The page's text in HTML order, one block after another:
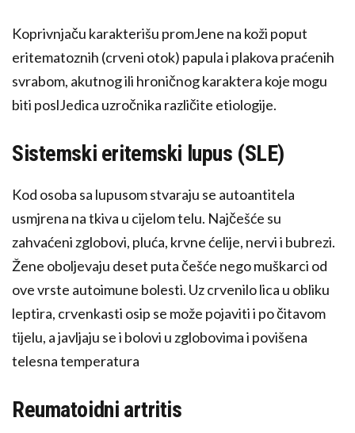
Koprivnjaču karakterišu promJene na koži poput
eritematoznih (crveni otok) papula i plakova praćenih
svrabom, akutnog ili hroničnog karaktera koje mogu
biti poslJedica uzročnika različite etiologije.
Sistemski eritemski lupus (SLE)
Kod osoba sa lupusom stvaraju se autoantitela
usmjrena na tkiva u cijelom telu. Najčešće su
zahvaćeni zglobovi, pluća, krvne ćelije, nervi i bubrezi.
Žene oboljevaju deset puta češće nego muškarci od
ove vrste autoimune bolesti. Uz crvenilo lica u obliku
leptira, crvenkasti osip se može pojaviti i po čitavom
tijelu, a javljaju se i bolovi u zglobovima i povišena
telesna temperatura
Reumatoidni artritis